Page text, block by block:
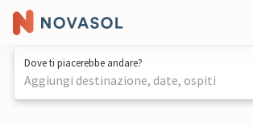
Dove ti piacerebbe andare?
Aggiungi destinazione, date, ospiti
1 / 22